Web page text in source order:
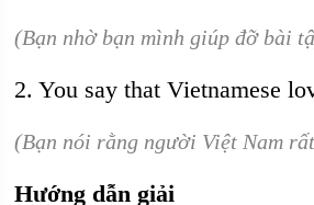
(Bạn nhờ bạn mình giúp đỡ bài
2. You say that Vietnamese
(Bạn nói rằng người Việt Nam
Hướng dẫn giải